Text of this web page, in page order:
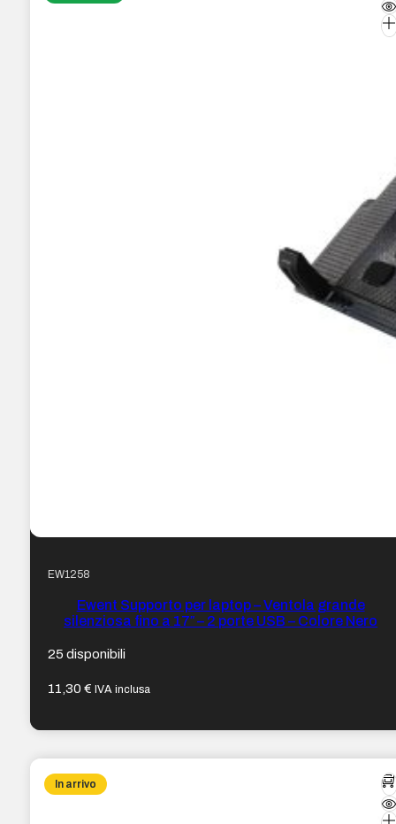
EW1258
Ewent Supporto per laptop – Ventola grande
silenziosa fino a 17″ – 2 porte USB – Colore Nero
25 disponibili
11,30€ IVA inclusa
In arrivo